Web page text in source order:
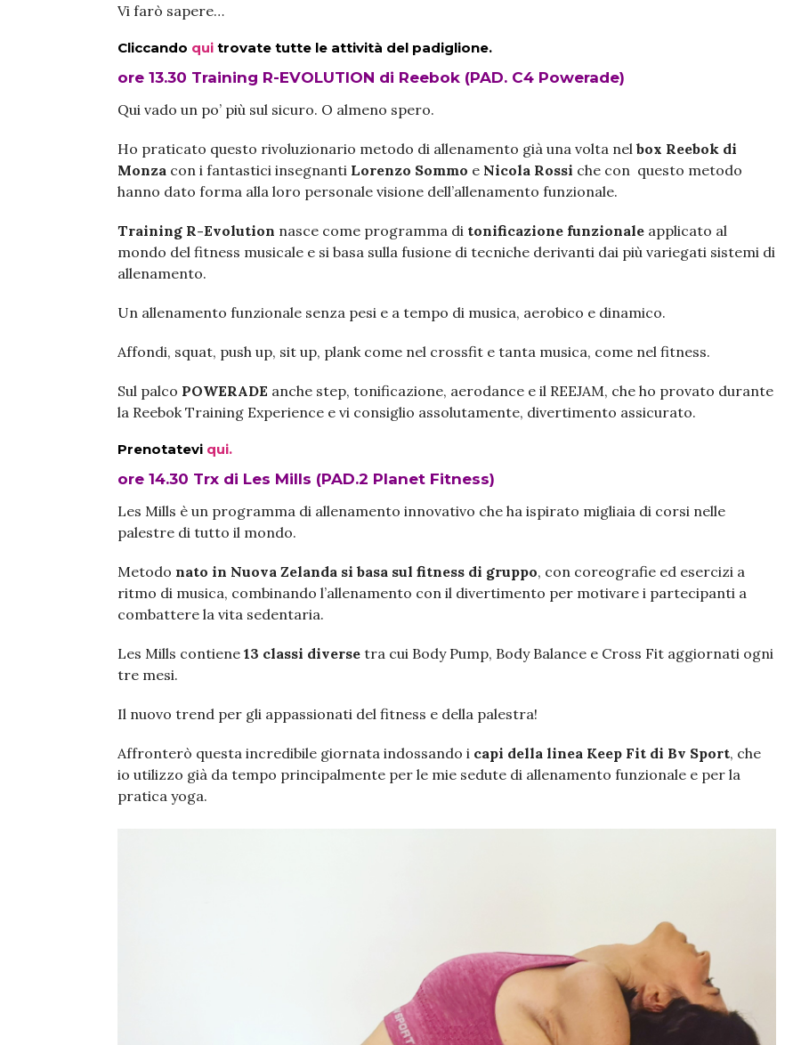
Vi farò sapere…
Cliccando qui trovate tutte le attività del padiglione.
ore 13.30 Training R-EVOLUTION di Reebok (PAD. C4 Powerade)
Qui vado un po’ più sul sicuro. O almeno spero.
Ho praticato questo rivoluzionario metodo di allenamento già una volta nel box Reebok di
Monza con i fantastici insegnanti Lorenzo Sommo e Nicola Rossi che con questo metodo
hanno dato forma alla loro personale visione dell’allenamento funzionale.
Training R-Evolution nasce come programma di tonificazione funzionale applicato al
mondo del fitness musicale e si basa sulla fusione di tecniche derivanti dai più variegati sistemi di
allenamento.
Un allenamento funzionale senza pesi e a tempo di musica, aerobico e dinamico.
Affondi, squat, push up, sit up, plank come nel crossfit e tanta musica, come nel fitness.
Sul palco POWERADE anche step, tonificazione, aerodance e il REEJAM, che ho provato durante
la Reebok Training Experience e vi consiglio assolutamente, divertimento assicurato.
Prenotatevi qui.
ore 14.30 Trx di Les Mills (PAD.2 Planet Fitness)
Les Mills è un programma di allenamento innovativo che ha ispirato migliaia di corsi nelle
palestre di tutto il mondo.
Metodo nato in Nuova Zelanda si basa sul fitness di gruppo, con coreografie ed esercizi a
ritmo di musica, combinando l’allenamento con il divertimento per motivare i partecipanti a
combattere la vita sedentaria.
Les Mills contiene 13 classi diverse tra cui Body Pump, Body Balance e Cross Fit aggiornati ogni
tre mesi.
Il nuovo trend per gli appassionati del fitness e della palestra!
Affronterò questa incredibile giornata indossando i capi della linea Keep Fit di Bv Sport, che
io utilizzo già da tempo principalmente per le mie sedute di allenamento funzionale e per la
pratica yoga.